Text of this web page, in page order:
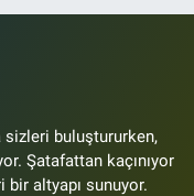
Baba'nın Bir Alt
sizleri buluştururken,
Şatafattan kaçınıyor
altyapı sunuyor.